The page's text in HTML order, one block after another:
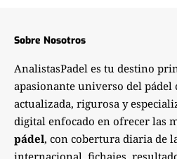
Sobre Nosotros
AnalistasPadel es tu destino
apasionante universo del
actualizada, rigurosa y
digital enfocado en ofrecer las
pádel, con cobertura diaria de